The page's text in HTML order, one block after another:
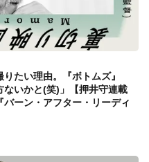
たい理由。『ボトムズ』
ないかと(笑)」【押井守連載
バーン・アフター・リーディ